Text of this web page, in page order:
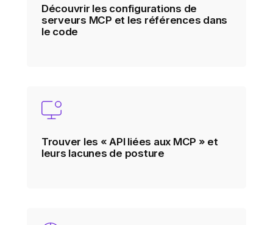
Découvrir les configurations de
serveurs MCP et les références dans
le code
Trouver les « API liées aux MCP » et
leurs lacunes de posture